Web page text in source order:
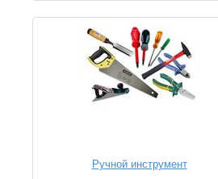
Ручной инструмент